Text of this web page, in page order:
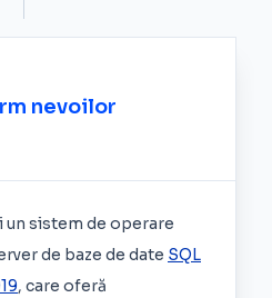
nevoilor
sistem de operare
de baze de date SQL
, care oferă